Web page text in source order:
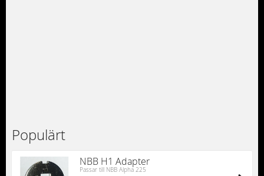
Populärt
NBB H1 Adapter
Passar till NBB Alpha 225